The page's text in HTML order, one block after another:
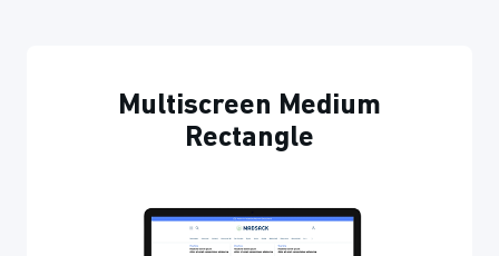
Multiscreen Medium
Rectangle